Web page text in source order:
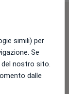
simili) per
Se
nostro sito.
dalle